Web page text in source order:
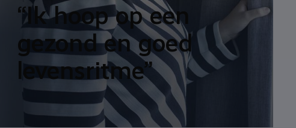
“Ik hoop op een
gezond en goed
levensritme”